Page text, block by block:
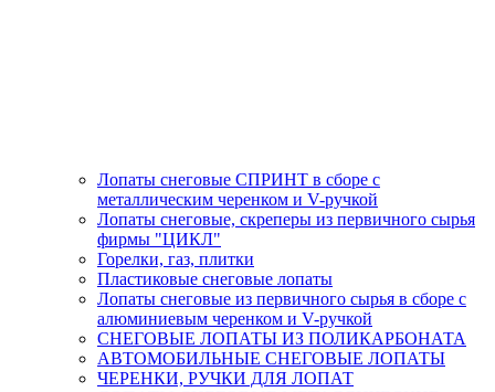
Лопаты снеговые СПРИНТ в сборе с
металлическим черенком и V-ручкой
Лопаты снеговые, скреперы из первичного сырья
фирмы "ЦИКЛ"
Горелки, газ, плитки
Пластиковые снеговые лопаты
Лопаты снеговые из первичного сырья в сборе с
алюминиевым черенком и V-ручкой
СНЕГОВЫЕ ЛОПАТЫ ИЗ ПОЛИКАРБОНАТА
АВТОМОБИЛЬНЫЕ СНЕГОВЫЕ ЛОПАТЫ
ЧЕРЕНКИ, РУЧКИ ДЛЯ ЛОПАТ